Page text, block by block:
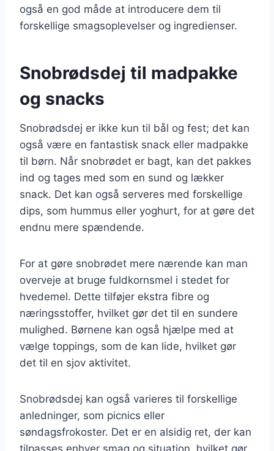
også en god måde at introducere dem til
forskellige smagsoplevelser og ingredienser.
Snobrødsdej til madpakke
og snacks
Snobrødsdej er ikke kun til bål og fest; det kan
også være en fantastisk snack eller madpakke
til børn. Når snobrødet er bagt, kan det pakkes
ind og tages med som en sund og lækker
snack. Det kan også serveres med forskellige
dips, som hummus eller yoghurt, for at gøre det
endnu mere spændende.
For at gøre snobrødet mere nærende kan man
overveje at bruge fuldkornsmel i stedet for
hvedemel. Dette tilføjer ekstra fibre og
næringsstoffer, hvilket gør det til en sundere
mulighed. Børnene kan også hjælpe med at
vælge toppings, som de kan lide, hvilket gør
det til en sjov aktivitet.
Snobrødsdej kan også varieres til forskellige
anledninger, som picnics eller
søndagsfrokoster. Det er en alsidig ret, der kan
tilpasses enhver smag og situation, hvilket gør